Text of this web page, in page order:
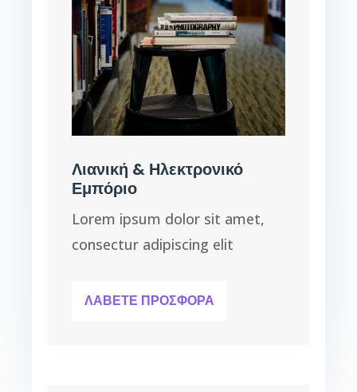
Λιανική & Ηλεκτρονικό
Εμπόριο
Lorem ipsum dolor sit amet,
consectur adipiscing elit
ΛΑΒΕΤΕ ΠΡΟΣΦΟΡΑ